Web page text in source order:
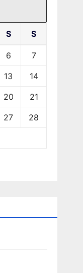
S S
6 7
13 14
20 21
27 28